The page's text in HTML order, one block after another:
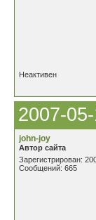
Неактивен
2007-
john-joy
Автор сайта
Зарегистрирован:
Сообщений: 665